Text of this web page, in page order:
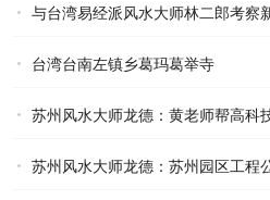
与台湾易经派风水大师林二郎考察
台湾台南左镇乡葛玛葛举寺
苏州风水大师龙德：黄老师帮高科
苏州风水大师龙德：苏州园区工程